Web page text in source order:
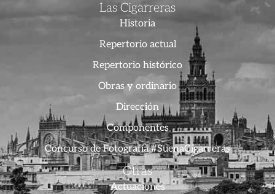
Las Cigarreras
Historia
Repertorio actual
Repertorio histórico
Obras y ordinario
Dirección
Componentes
Concurso de Fotografía #SuenaCigarreras
Otras
Actuaciones